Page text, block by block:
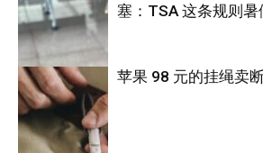
旅游
塞：TSA 这条规则
苹果 98 元的挂绳卖